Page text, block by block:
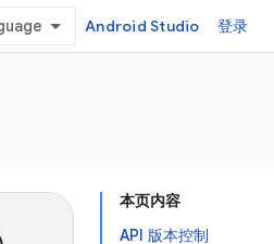
Android Studio 登录
本页内容
API 版本控制